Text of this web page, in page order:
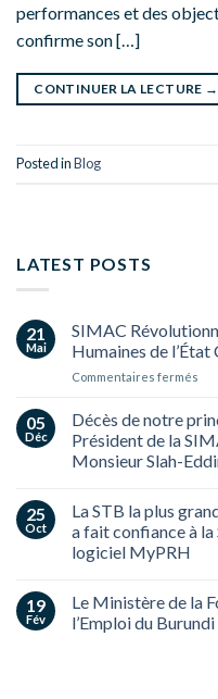
LATEST POSTS
21
Mai
SIMAC
Humaines de
Commentaires fermés
des
de
le
05
Déc
Décès de notre
Président de la
Monsieur Slah-
25
Oct
La STB la plus
a fait confiance à
logiciel MyPRH
19
Fév
Le Ministère de la
l’Emploi du Burundi
performances et des
confirme son […]
CONTINUER LA LECTURE →
Posted inBlog